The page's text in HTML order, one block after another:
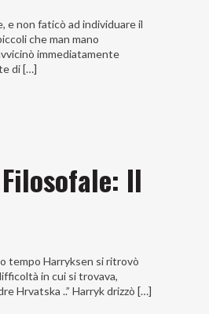
e non faticò ad individuare il
che man mano
immediatamente
di […]
Il
tempo Harryksen si ritrovò
in cui si trovava,
Hrvatska ..” Harryk drizzò […]